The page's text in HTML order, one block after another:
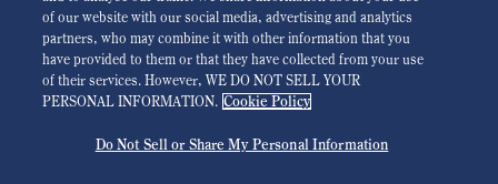
©2026 Seiko Watch Corporation
of our website with our social media, advertising and analytics
partners, who may combine it with other information that you
have provided to them or that they have collected from your use
of their services. However, WE DO NOT SELL YOUR
PERSONAL INFORMATION. Cookie Policy
Do Not Sell or Share My Personal Information